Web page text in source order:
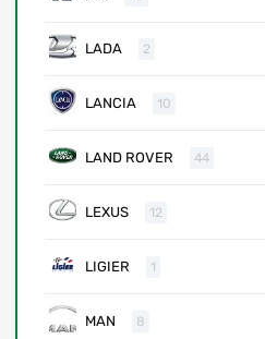
LADA 2
LANCIA 10
LAND ROVER 44
LEXUS 12
LIGIER 1
MAN 8